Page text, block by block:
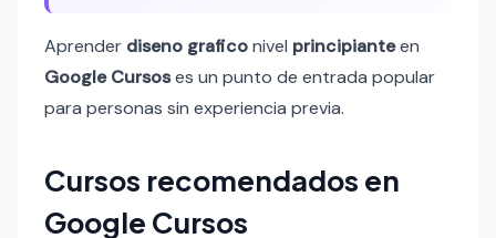
Aprender diseno graficonivel principianteen
Google Cursoses un punto de entrada popular
para personas sin experiencia previa.
Cursos recomendados en
Google Cursos